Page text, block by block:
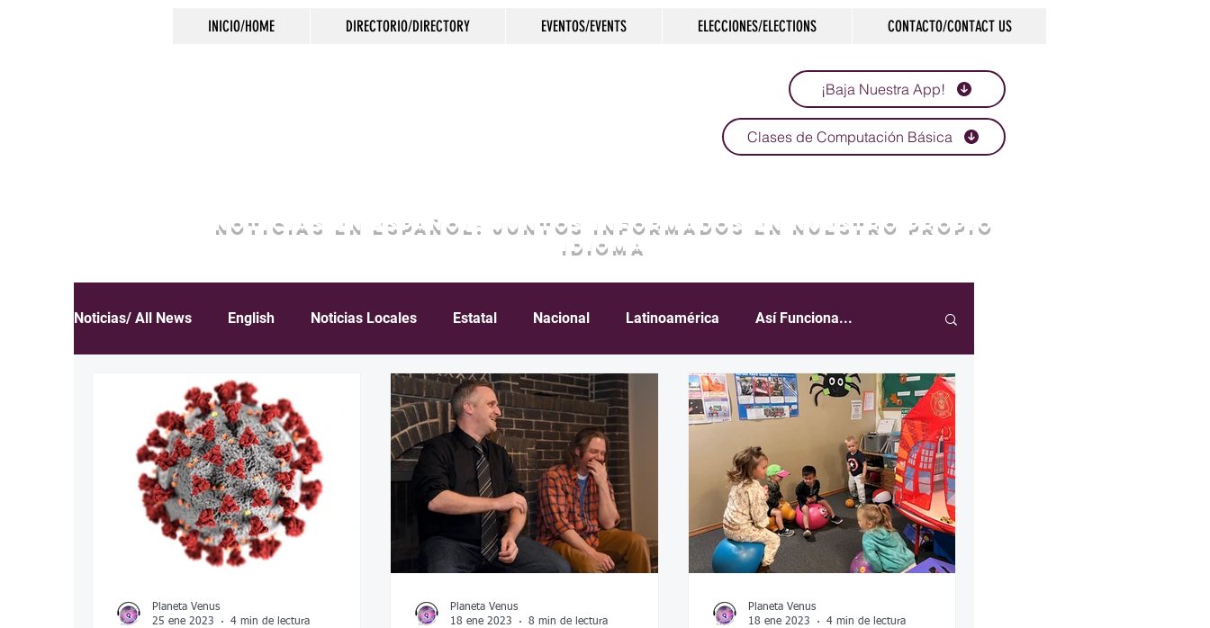
INICIO/HOME DIRECTORIO/DIRECTORY EVENTOS/EVENTS ELECCIONES/ELECTIONS CONTACTO/CONTACT US
¡Baja Nuestra App!
Clases de Computación Básica
NOTICIAS EN ESPAÑOL: JUNTOS INFORMADOS EN NUESTRO PROPIO
IDIOMA
Noticias/ All News English Noticias Locales Estatal Nacional Latinoamérica Así Funciona...
Educación Crimen Negocios Salud Arte & Cultura Deportes
COVID-19 Política Tecnología Economía Elecciones Clima Vivienda Escuelas Calles
Desamparados Carreteras Historias que inspiran Gobierno Espectáculos
Planeta Venus
25 ene 2023
4 min de lectura
Planeta Venus
18 ene 2023
8 min de lectura
Planeta Venus
18 ene 2023
4 min de lectura